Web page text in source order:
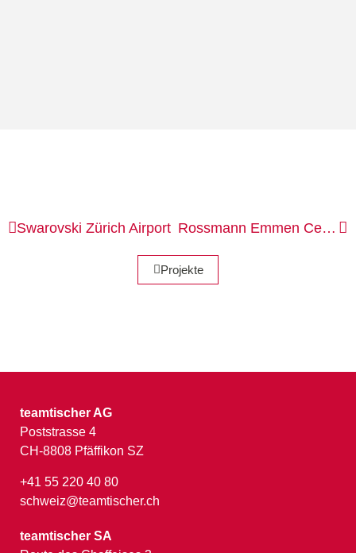
Swarovski Zürich Airport Rossmann Emmen Center
Projekte
teamtischer AG
Poststrasse 4
CH-8808 Pfäffikon SZ
+41 55 220 40 80
schweiz@teamtischer.ch
teamtischer SA